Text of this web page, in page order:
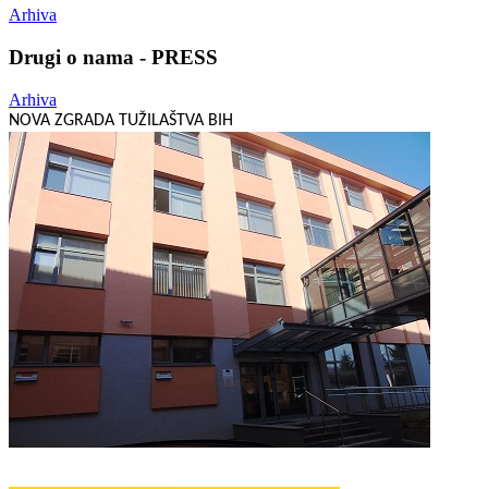
Arhiva
Drugi o nama - PRESS
Arhiva
NOVA ZGRADA TUŽILAŠTVA BIH